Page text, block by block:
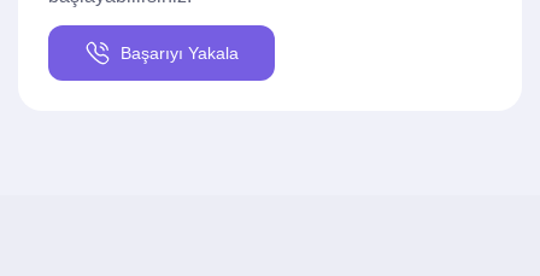
Başarıyı Yakala